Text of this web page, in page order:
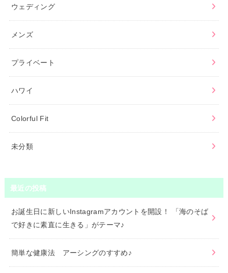
ウェディング
メンズ
プライベート
ハワイ
Colorful Fit
未分類
最近の投稿
お誕生日に新しいInstagramアカウントを開設！ 「海のそば
で好きに素直に生きる」がテーマ♪
簡単な健康法 アーシングのすすめ♪